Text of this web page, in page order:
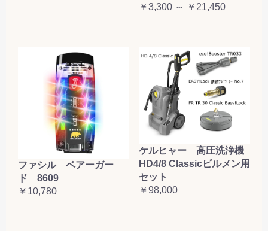
￥3,300 ～ ￥21,450
ファシル ベアーガー
ド 8609
￥10,780
ケルヒャー 高圧洗浄機
HD4/8 Classicビルメン用
セット
￥98,000